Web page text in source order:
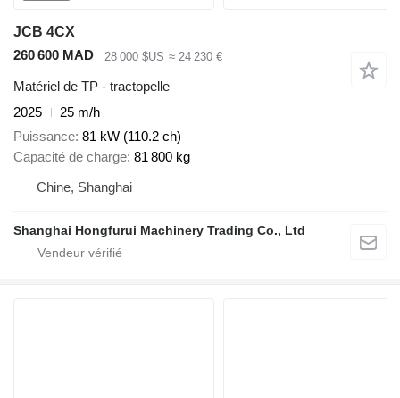
JCB 4CX
260 600 MAD
28 000 $US ≈ 24 230 €
Matériel de TP - tractopelle
2025
25 m/h
Puissance 81 kW (110.2 ch)
Capacité de charge 81 800 kg
Chine, Shanghai
Shanghai Hongfurui Machinery Trading Co., Ltd